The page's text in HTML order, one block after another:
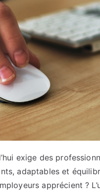
exige des
adaptables et
apprécient ?